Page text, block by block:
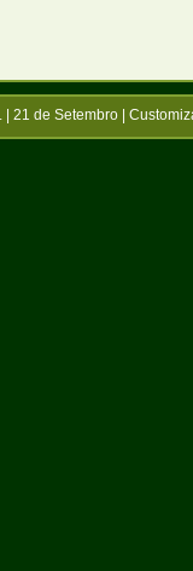
21 de Setembro |